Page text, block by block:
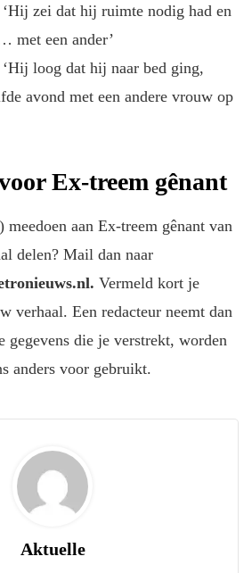
zei dat hij ruimte nodig had en
met een ander’
loog dat hij naar bed ging,
avond met een andere vrouw op
Ex-treem gênant
aan Ex-treem gênant van
delen? Mail dan naar
Vermeld kort je
verhaal. Een redacteur neemt dan
gegevens die je verstrekt, worden
anders voor gebruikt.
Aktuelle